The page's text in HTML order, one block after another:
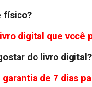
físico?
digital que você
do livro digital?
garantia de 7 dias